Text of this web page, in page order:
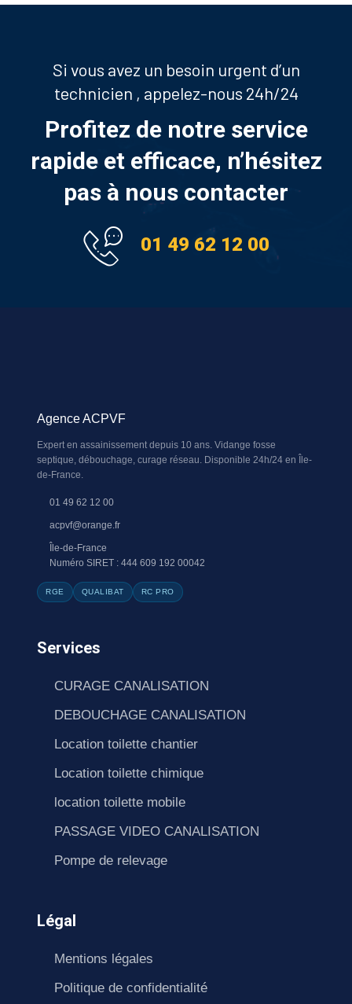
Si vous avez un besoin urgent d’un
technicien , appelez-nous 24h/24
Profitez de notre service
rapide et efficace, n’hésitez
pas à nous contacter
01 49 62 12 00
Agence ACPVF
Expert en assainissement depuis 10 ans. Vidange fosse
septique, débouchage, curage réseau. Disponible 24h/24 en Île-
de-France.
01 49 62 12 00
acpvf@orange.fr
Île-de-France
Numéro SIRET : 444 609 192 00042
RGE QUALIBAT RC PRO
Services
CURAGE CANALISATION
DEBOUCHAGE CANALISATION
Location toilette chantier
Location toilette chimique
location toilette mobile
PASSAGE VIDEO CANALISATION
Pompe de relevage
Légal
Mentions légales
Politique de confidentialité